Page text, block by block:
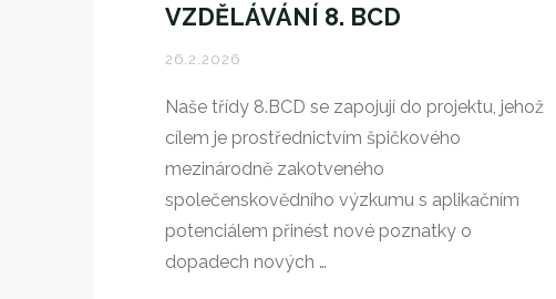
VZDĚLÁVÁNÍ 8. BCD
26.2.2026
Naše třídy 8.BCD se zapojují do projektu, jehož
cílem je prostřednictvím špičkového
mezinárodně zakotveného
společenskovědního výzkumu s aplikačním
potenciálem přinést nové poznatky o
dopadech nových …